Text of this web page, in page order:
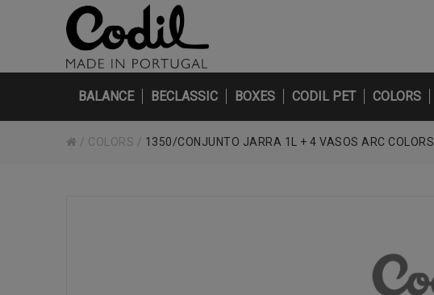
BALANCE BECLASSIC BOXES CODIL PET COLORS
/ COLORS / 1350/CONJUNTO JARRA 1L + 4 VASOS ARC COLORS